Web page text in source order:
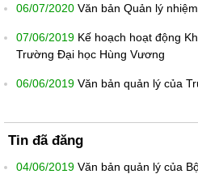
06/07/2020 Văn bản Quản lý
07/06/2019 Kế hoạch hoạt động
Trường Đại học Hùng Vương
06/06/2019 Văn bản quản lý của
Tin đã đăng
04/06/2019 Văn bản quản lý của